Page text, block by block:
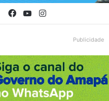
Facebook
YouTubeInstagram
Publicidade